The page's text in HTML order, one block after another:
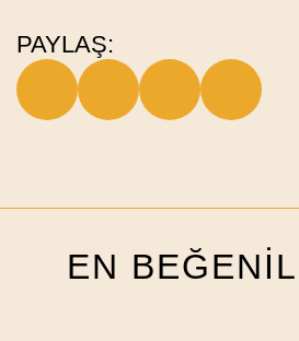
PAYLAŞ:
EN